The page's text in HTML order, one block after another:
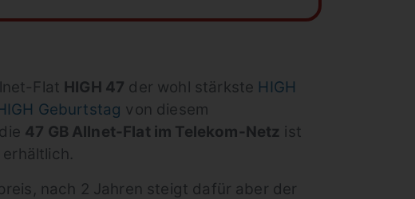
Flat HIGH 47 der wohl stärkste HIGH
Geburtstag von diesem
47 GB Allnet-Flat im Telekom-Netz ist
nach 2 Jahren steigt dafür aber der